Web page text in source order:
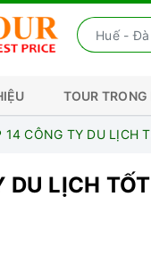
TOUR
14 CÔNG TY DU LỊCH
DU LỊCH